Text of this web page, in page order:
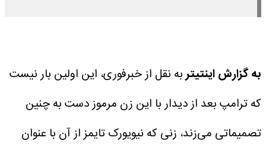
به گزارش اینتیتربه نقل از خبرفوری، این اولین بار نیست
که ترامپ بعد از دیدار با این زن مرموز دست به چنین
تصمیماتی می‌زند، زنی که نیویورک تایمز از آن با عنوان